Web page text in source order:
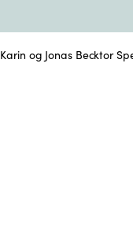
Karin og Jonas Becktor